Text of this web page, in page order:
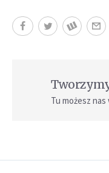
Tu możesz